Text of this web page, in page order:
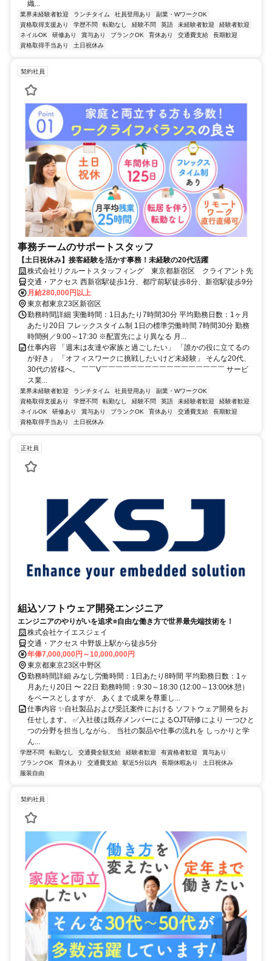
織...
業界未経験者歓迎 ランチタイム 社員登用あり
副業・WワークOK
資格取得支援あり
学歴不問 転勤なし 経験不問 英語 未経験者歓迎
経験者歓迎
ネイルOK
研修あり 賞与あり ブランクOK 育休あり 交通費支給
長期歓迎
資格取得手当あり
土日祝休み
契約社員
事務チームのサポートスタッフ
【土日祝休み】接客経験を活かす事務！未経験の20代活躍
株式会社リクルートスタッフィング 東京都新宿区 クライアント先
交通・アクセス 西新宿駅徒歩1分、都庁前駅徒歩8分、新宿駅徒歩9分
月給280,000円以上
東京都東京23区新宿区
勤務時間詳細 実働時間：1日あたり7時間30分 平均勤務日数：1ヶ月
あたり20日 フレックスタイム制 1日の標準労働時間 7時間30分 勤務
時間例／9:00～17:30 ※配置先により異なる 月...
仕事内容 「週末は友達や家族と過ごしたい」 「誰かの役に立てるの
が好き」 「オフィスワークに挑戦したいけど未経験」 そんな20代、
30代の皆様へ。 ￣￣V￣￣￣￣￣￣￣￣￣￣￣￣￣￣￣￣￣ サービ
ス業...
業界未経験者歓迎 ランチタイム 社員登用あり
副業・WワークOK
資格取得支援あり
学歴不問 転勤なし 経験不問 英語 未経験者歓迎
経験者歓迎
ネイルOK
研修あり 賞与あり ブランクOK 育休あり 交通費支給
長期歓迎
資格取得手当あり
土日祝休み
正社員
組込ソフトウェア開発エンジニア
エンジニアのやりがいを追求⭐自由な働き方で世界最先端技術を！
株式会社ケイエスジェイ
交通・アクセス 中野坂上駅から徒歩5分
年俸7,000,000円～10,000,000円
東京都東京23区中野区
勤務時間詳細 みなし労働時間：1日あたり8時間 平均勤務日数：1ヶ
月あたり20日 〜 22日 勤務時間：9:30～18:30 (12:00～13:00休憩）
をベースとしますが、 あくまで成果を尊重し...
仕事内容 ✨自社製品および受託案件における ソフトウェア開発をお
任せします。 ✅入社後は既存メンバーによるOJT研修により 一つひと
つの分野を担当しながら、 当社の製品や仕事の流れを しっかりと学
ん...
学歴不問 転勤なし 交通費全額支給 経験者歓迎 有資格者歓迎
賞与あり
ブランクOK
育休あり 交通費支給 駅近5分以内 長期休暇あり
土日祝休み
服装自由
契約社員